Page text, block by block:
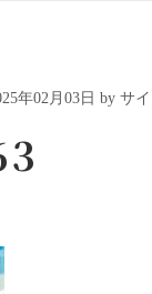
年02月03日 by サ